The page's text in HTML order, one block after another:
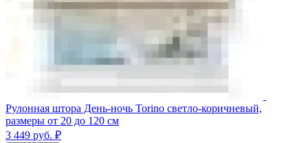
Рулонная штора День-ночь Torino светло-коричневый,
размеры от 20 до 120 см
3 449 руб. ₽